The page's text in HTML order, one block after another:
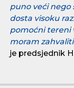
puno veći
dosta visoku
pomoćni tereni
moram
je predsjednik